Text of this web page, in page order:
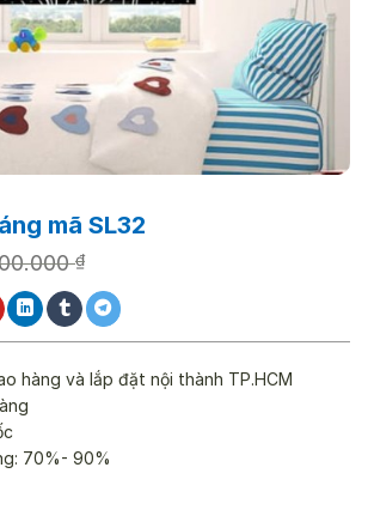
mã SL32
₫
hàng và lắp đặt nội thành TP.HCM
70%- 90%